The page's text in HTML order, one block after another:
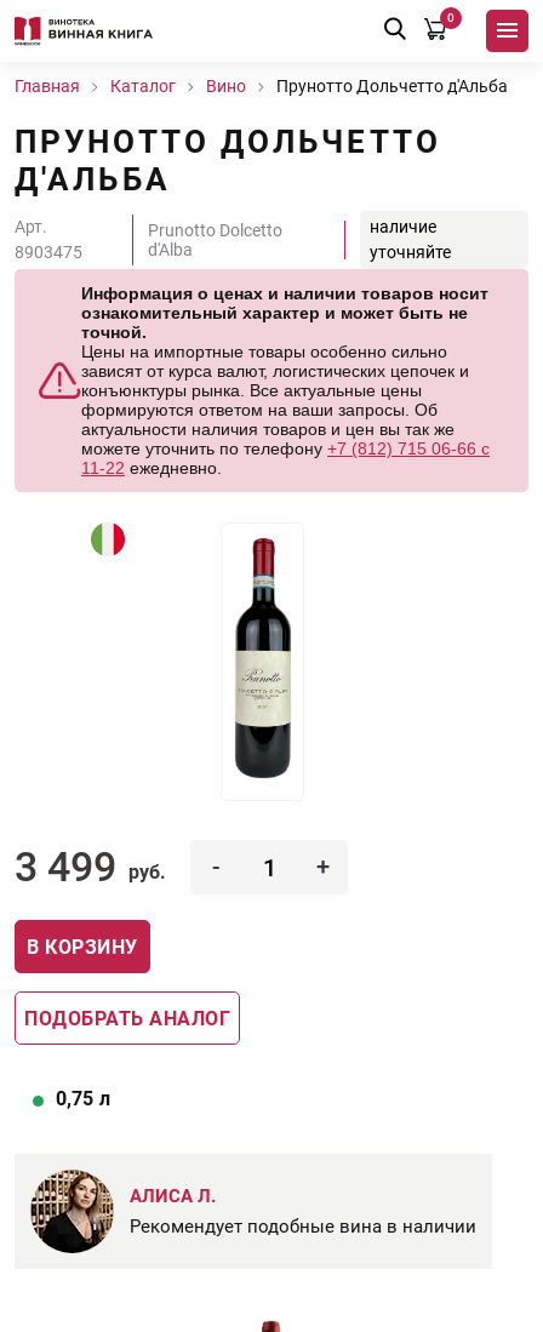
0
Главная Каталог Вино Прунотто Дольчетто д'Альба
ПРУНОТТО ДОЛЬЧЕТТО
Д'АЛЬБА
Арт.
8903475
Prunotto Dolcetto
d'Alba
наличие
уточняйте
Информация о ценах и наличии товаров носит
ознакомительный характер и может быть не
точной.
Цены на импортные товары особенно сильно
зависят от курса валют, логистических цепочек и
конъюнктуры рынка. Все актуальные цены
формируются ответом на ваши запросы. Об
актуальности наличия товаров и цен вы так же
можете уточнить по телефону +7 (812) 715 06-66 с
11-22 ежедневно.
3 499 руб. - +
В КОРЗИНУ
ПОДОБРАТЬ АНАЛОГ
0,75 л
АЛИСА Л.
Рекомендует подобные вина в наличии